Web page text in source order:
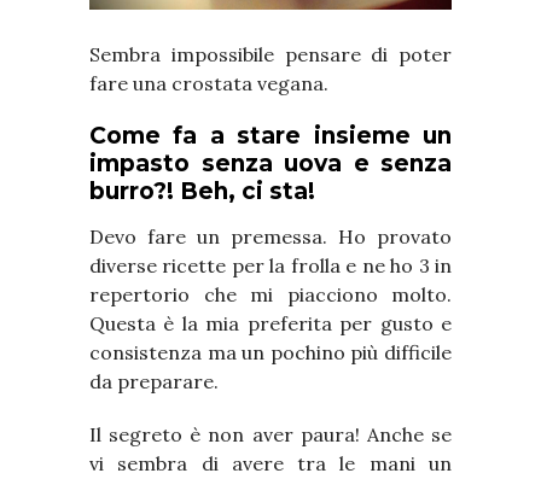
Sembra impossibile pensare di poter
fare una crostata vegana.
Come fa a stare insieme un
impasto senza uova e senza
burro?! Beh, ci sta!
Devo fare un premessa. Ho provato
diverse ricette per la frolla e ne ho 3 in
repertorio che mi piacciono molto.
Questa è la mia preferita per gusto e
consistenza ma un pochino più difficile
da preparare.
Il segreto è non aver paura! Anche se
vi sembra di avere tra le mani un